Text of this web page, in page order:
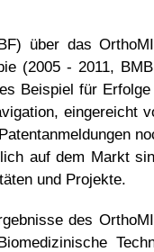
über das
(2005 - 2011,
Beispiel für
eingereicht
auf dem Markt
und Projekte.
des